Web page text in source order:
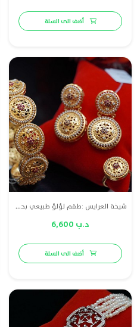
أضف الى السلة
شيخة العرايس :طقم لؤلؤ طبيعي بحريني مع ذهب عيار 21 والماس وياقوت
د.ب 6,600
أضف الى السلة